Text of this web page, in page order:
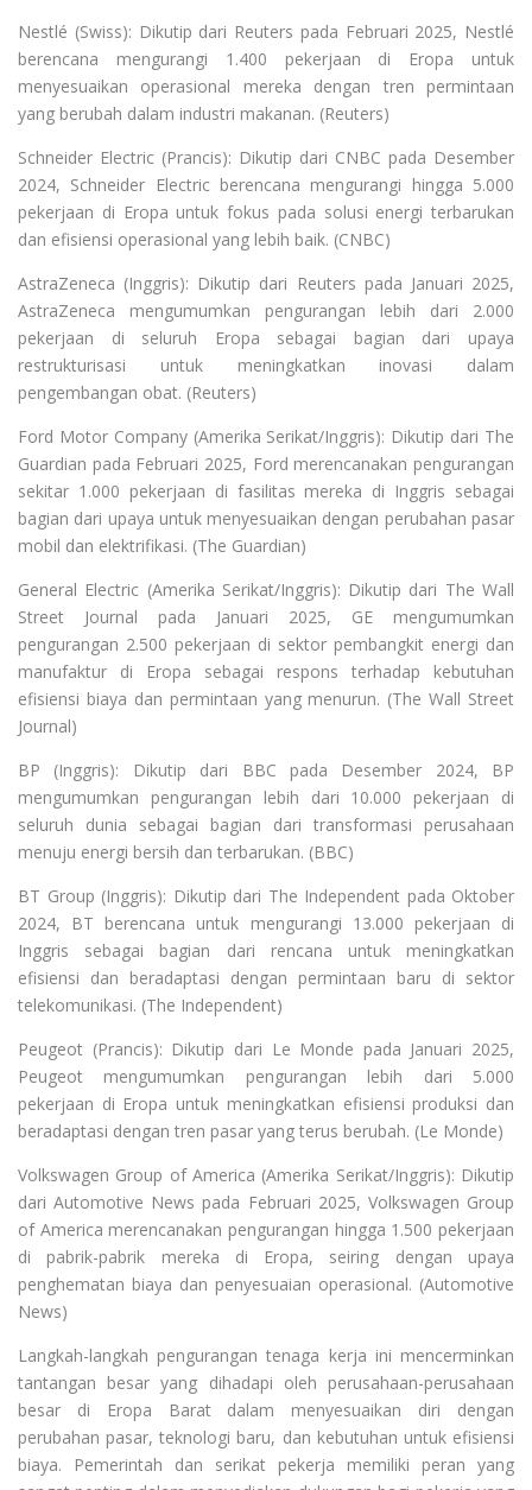
Nestlé (Swiss): Dikutip dari Reuters pada Februari 2025, Nestlé
berencana mengurangi 1.400 pekerjaan di Eropa untuk
menyesuaikan operasional mereka dengan tren permintaan
yang berubah dalam industri makanan. (Reuters)
Schneider Electric (Prancis): Dikutip dari CNBC pada Desember
2024, Schneider Electric berencana mengurangi hingga 5.000
pekerjaan di Eropa untuk fokus pada solusi energi terbarukan
dan efisiensi operasional yang lebih baik. (CNBC)
AstraZeneca (Inggris): Dikutip dari Reuters pada Januari 2025,
AstraZeneca mengumumkan pengurangan lebih dari 2.000
pekerjaan di seluruh Eropa sebagai bagian dari upaya
restrukturisasi untuk meningkatkan inovasi dalam
pengembangan obat. (Reuters)
Ford Motor Company (Amerika Serikat/Inggris): Dikutip dari The
Guardian pada Februari 2025, Ford merencanakan pengurangan
sekitar 1.000 pekerjaan di fasilitas mereka di Inggris sebagai
bagian dari upaya untuk menyesuaikan dengan perubahan pasar
mobil dan elektrifikasi. (The Guardian)
General Electric (Amerika Serikat/Inggris): Dikutip dari The Wall
Street Journal pada Januari 2025, GE mengumumkan
pengurangan 2.500 pekerjaan di sektor pembangkit energi dan
manufaktur di Eropa sebagai respons terhadap kebutuhan
efisiensi biaya dan permintaan yang menurun. (The Wall Street
Journal)
BP (Inggris): Dikutip dari BBC pada Desember 2024, BP
mengumumkan pengurangan lebih dari 10.000 pekerjaan di
seluruh dunia sebagai bagian dari transformasi perusahaan
menuju energi bersih dan terbarukan. (BBC)
BT Group (Inggris): Dikutip dari The Independent pada Oktober
2024, BT berencana untuk mengurangi 13.000 pekerjaan di
Inggris sebagai bagian dari rencana untuk meningkatkan
efisiensi dan beradaptasi dengan permintaan baru di sektor
telekomunikasi. (The Independent)
Peugeot (Prancis): Dikutip dari Le Monde pada Januari 2025,
Peugeot mengumumkan pengurangan lebih dari 5.000
pekerjaan di Eropa untuk meningkatkan efisiensi produksi dan
beradaptasi dengan tren pasar yang terus berubah. (Le Monde)
Volkswagen Group of America (Amerika Serikat/Inggris): Dikutip
dari Automotive News pada Februari 2025, Volkswagen Group
of America merencanakan pengurangan hingga 1.500 pekerjaan
di pabrik-pabrik mereka di Eropa, seiring dengan upaya
penghematan biaya dan penyesuaian operasional. (Automotive
News)
Langkah-langkah pengurangan tenaga kerja ini mencerminkan
tantangan besar yang dihadapi oleh perusahaan-perusahaan
besar di Eropa Barat dalam menyesuaikan diri dengan
perubahan pasar, teknologi baru, dan kebutuhan untuk efisiensi
biaya. Pemerintah dan serikat pekerja memiliki peran yang